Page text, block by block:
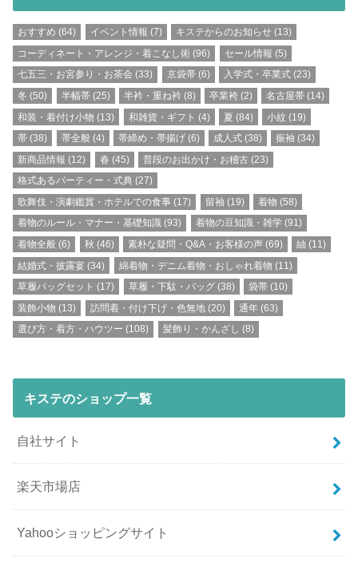
おすすめ (64) イベント情報 (7) キステからのお知らせ(13)
コーディネート・アレンジ・着こなし術 (96) セール情報 (5)
七五三・お宮参り・お茶会 (33) 京袋帯(6) 入学式・卒業式(23)
冬 (50) 半幅帯(25) 半衿・重ね衿 (8) 卒業袴 (2) 名古屋帯 (14)
和装・着付け小物 (13) 和雑貨・ギフト (4) 夏 (84) 小紋 (19)
帯 (38) 帯全般(4) 帯締め・帯揚げ(6) 成人式 (38) 振袖 (34)
新商品情報 (12) 春 (45) 普段のお出かけ・お稽古(23)
格式あるパーティー・式典 (27)
歌舞伎・演劇鑑賞・ホテルでの食事 (17) 留袖 (19) 着物 (58)
着物のルール・マナー・基礎知識 (93) 着物の豆知識・雑学(91)
着物全般 (6) 秋 (46) 素朴な疑問・Q&A・お客様の声(69) 紬 (11)
結婚式・披露宴 (34) 綿着物・デニム着物・おしゃれ着物 (11)
草履バッグセット (17) 草履・下駄・バッグ(38) 袋帯(10)
装飾小物 (13) 訪問着・付け下げ・色無地(20) 通年(63)
選び方・着方・ハウツー (108) 髪飾り・かんざし (8)
キステのショップ一覧
自社サイト
楽天市場店
Yahooショッピングサイト